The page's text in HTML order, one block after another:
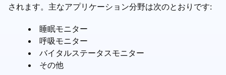
されます。主なアプリケーション分野は次のとおりです:
睡眠モニター
呼吸モニター
バイタルステータスモニター
その他